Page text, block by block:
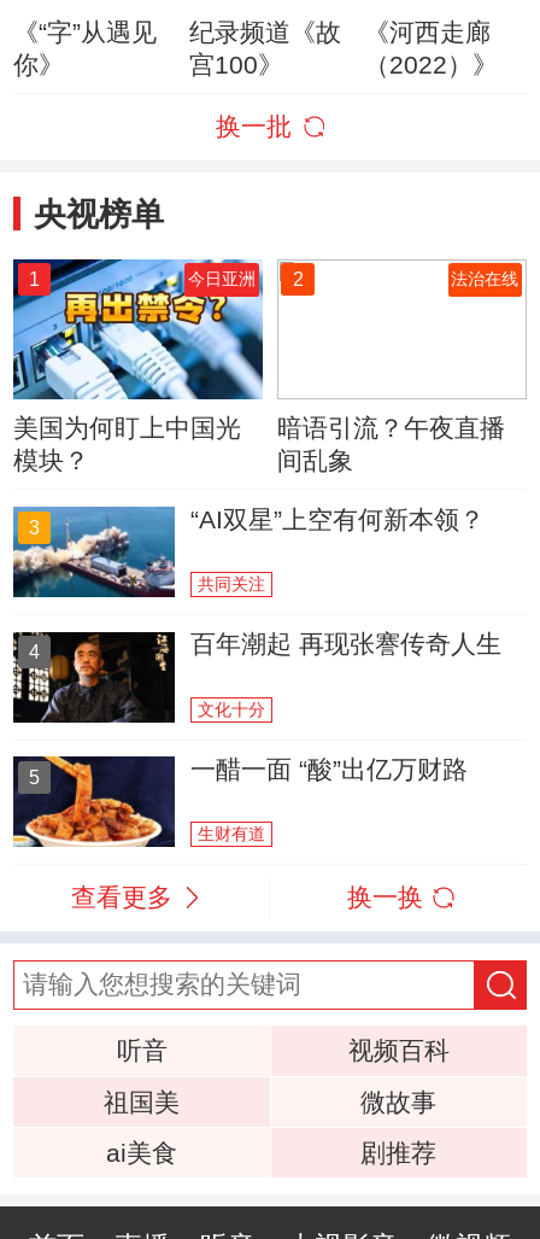
《“字”从遇见
你》
纪录频道《故
宫100》
《河西走廊
（2022）》
换一批
央视榜单
1 今日亚洲
美国为何盯上中国光
模块？
2 法治在线
暗语引流？午夜直播
间乱象
3 “AI双星”上空有何新本领？
共同关注
4 百年潮起 再现张謇传奇人生
文化十分
5 一醋一面 “酸”出亿万财路
生财有道
查看更多 换一换
听音
视频百科
祖国美
微故事
ai美食
剧推荐